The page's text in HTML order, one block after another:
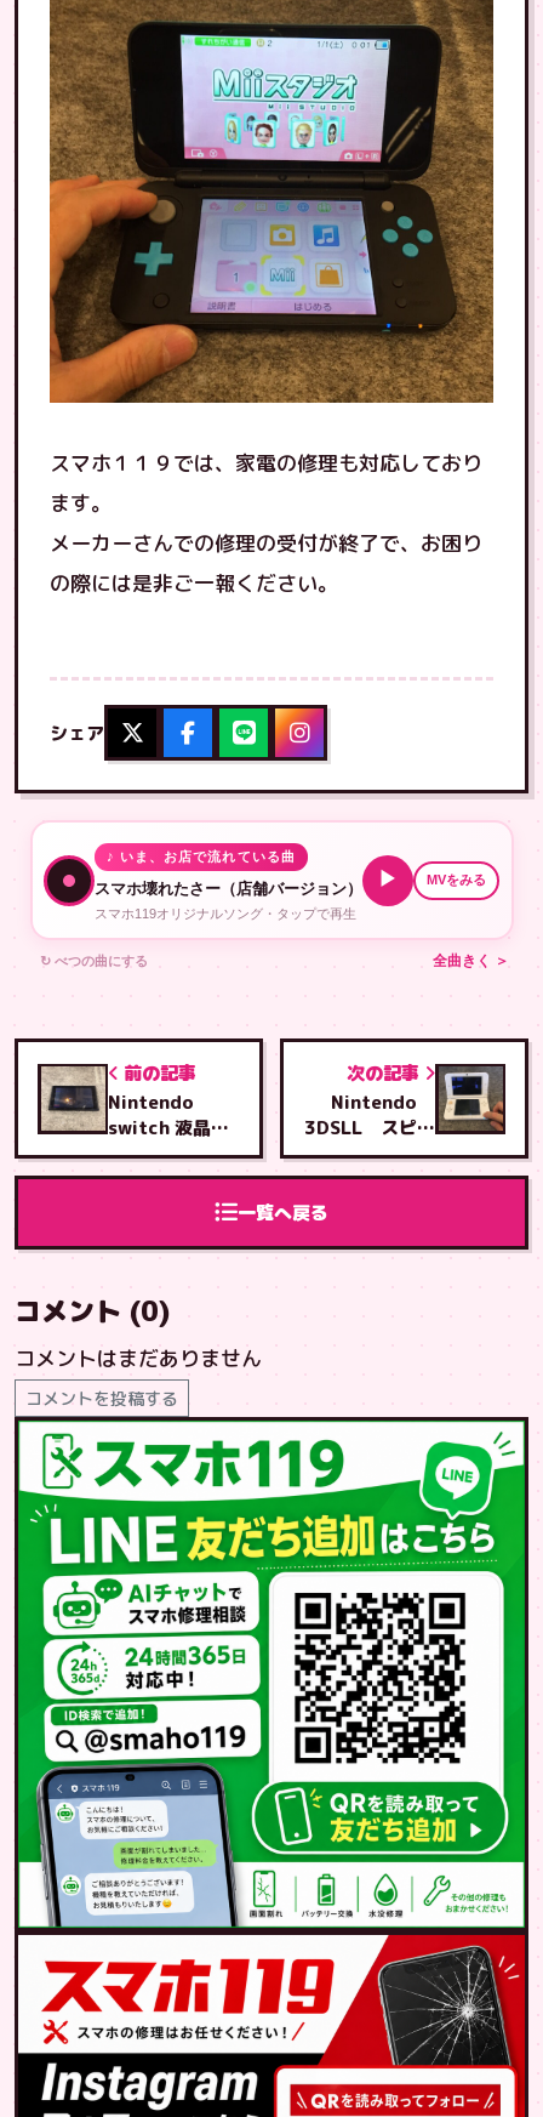
スマホ１１９では、家電の修理も対応しており
ます。
メーカーさんでの修理の受付が終了で、お困り
の際には是非ご一報ください。
シェア
♪ いま、お店で流れている曲
スマホ壊れたさー（店舗バージョン）
スマホ119オリジナルソング・タップで再生
▶ MVをみる
↻ べつの曲にする 全曲きく ＞
前の記事
Nintendo
switch 液晶交
換修理
一覧へ戻る
次の記事
Nintendo
3DSLL スピー
カーフレキケー
ブル交換修理
コメント (0)
コメントはまだありません
コメントを投稿する